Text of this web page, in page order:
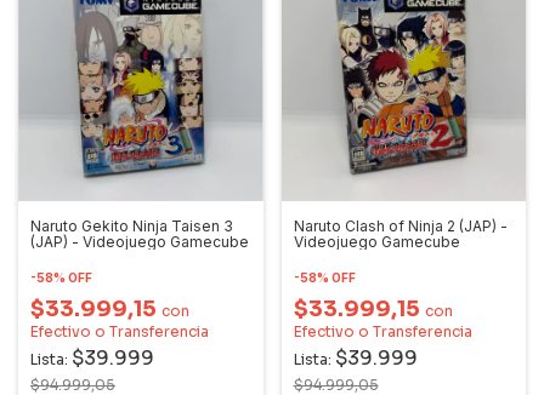
Naruto Gekito Ninja Taisen 3
(JAP) - Videojuego Gamecube
-58% OFF
$33.999,15 con
Efectivo o Transferencia
Lista: $39.999
$94.999,05
Naruto Clash of Ninja 2 (JAP) -
Videojuego Gamecube
-58% OFF
$33.999,15 con
Efectivo o Transferencia
Lista: $39.999
$94.999,05